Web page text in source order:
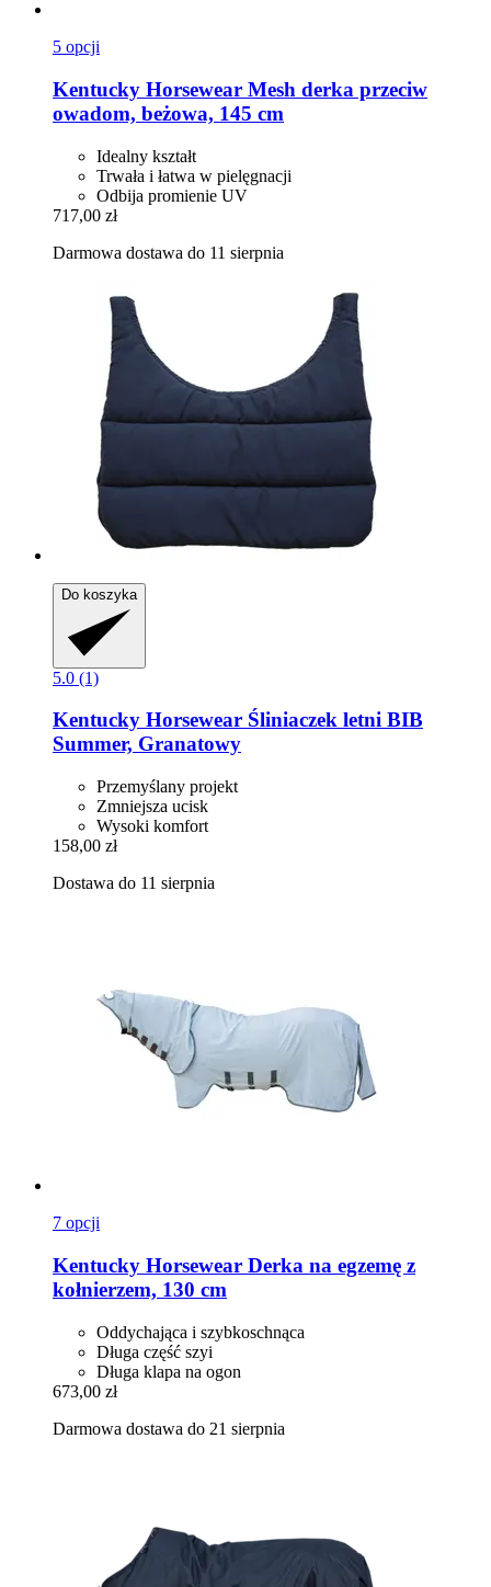
5 opcji
Kentucky Horsewear Mesh derka przeciw
owadom, beżowa, 145 cm
Idealny kształt
Trwała i łatwa w pielęgnacji
Odbija promienie UV
717,00 zł
Darmowa dostawa do 11 sierpnia
Do koszyka
5.0 (1)
Kentucky Horsewear Śliniaczek letni BIB
Summer, Granatowy
Przemyślany projekt
Zmniejsza ucisk
Wysoki komfort
158,00 zł
Dostawa do 11 sierpnia
7 opcji
Kentucky Horsewear Derka na egzemę z
kołnierzem, 130 cm
Oddychająca i szybkoschnąca
Długa część szyi
Długa klapa na ogon
673,00 zł
Darmowa dostawa do 21 sierpnia